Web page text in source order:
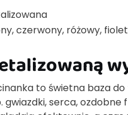
czerwony, różowy,
to świetna baza
serca,